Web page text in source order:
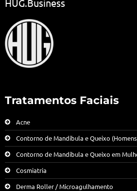
HUG.Business
Tratamentos Faciais
Acne
Contorno de Mandíbula e Queixo
Contorno de Mandíbula e Queixo em
Cosmiatria
Derma Roller / Microagulhamento